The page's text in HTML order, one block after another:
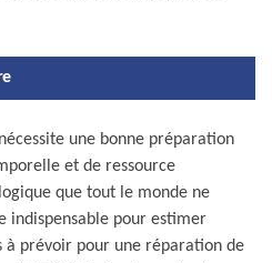
une bonne préparation
et de ressource
que tout le monde ne
indispensable pour estimer
à prévoir pour une réparation de